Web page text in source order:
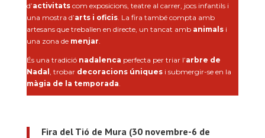
d’activitatscom exposicions, teatre al carrer, jocs infantils i
una mostra d’arts i oficis. La fira també compta amb
artesans que treballen en directe, un tancat amb animalsi
una zona de menjar
És una tradició nadalenca perfecta per triar l’arbre de
Nadal , trobar decoracions úniquesi submergir-se en la
màgia de la temporada
Fira del Tió de Mura (30 novembre-6 de